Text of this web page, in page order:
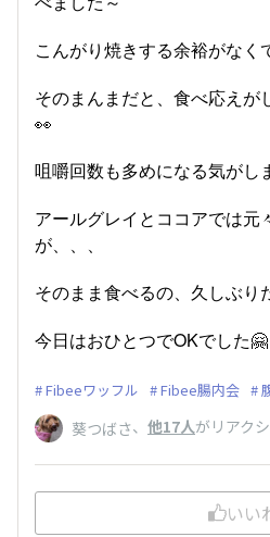
こんがり焼きする余裕がなく
そのまんまだと、食べ応えが
👀
咀嚼回数も多めになる気がし
アールグレイとココアでは元
が、、、
そのまま食べるの、久しぶり
今日はおひとつでOKでした🤗
Fibeeワッフル Fibee腸内会
葵つばさ、 他17人がリアク
いい